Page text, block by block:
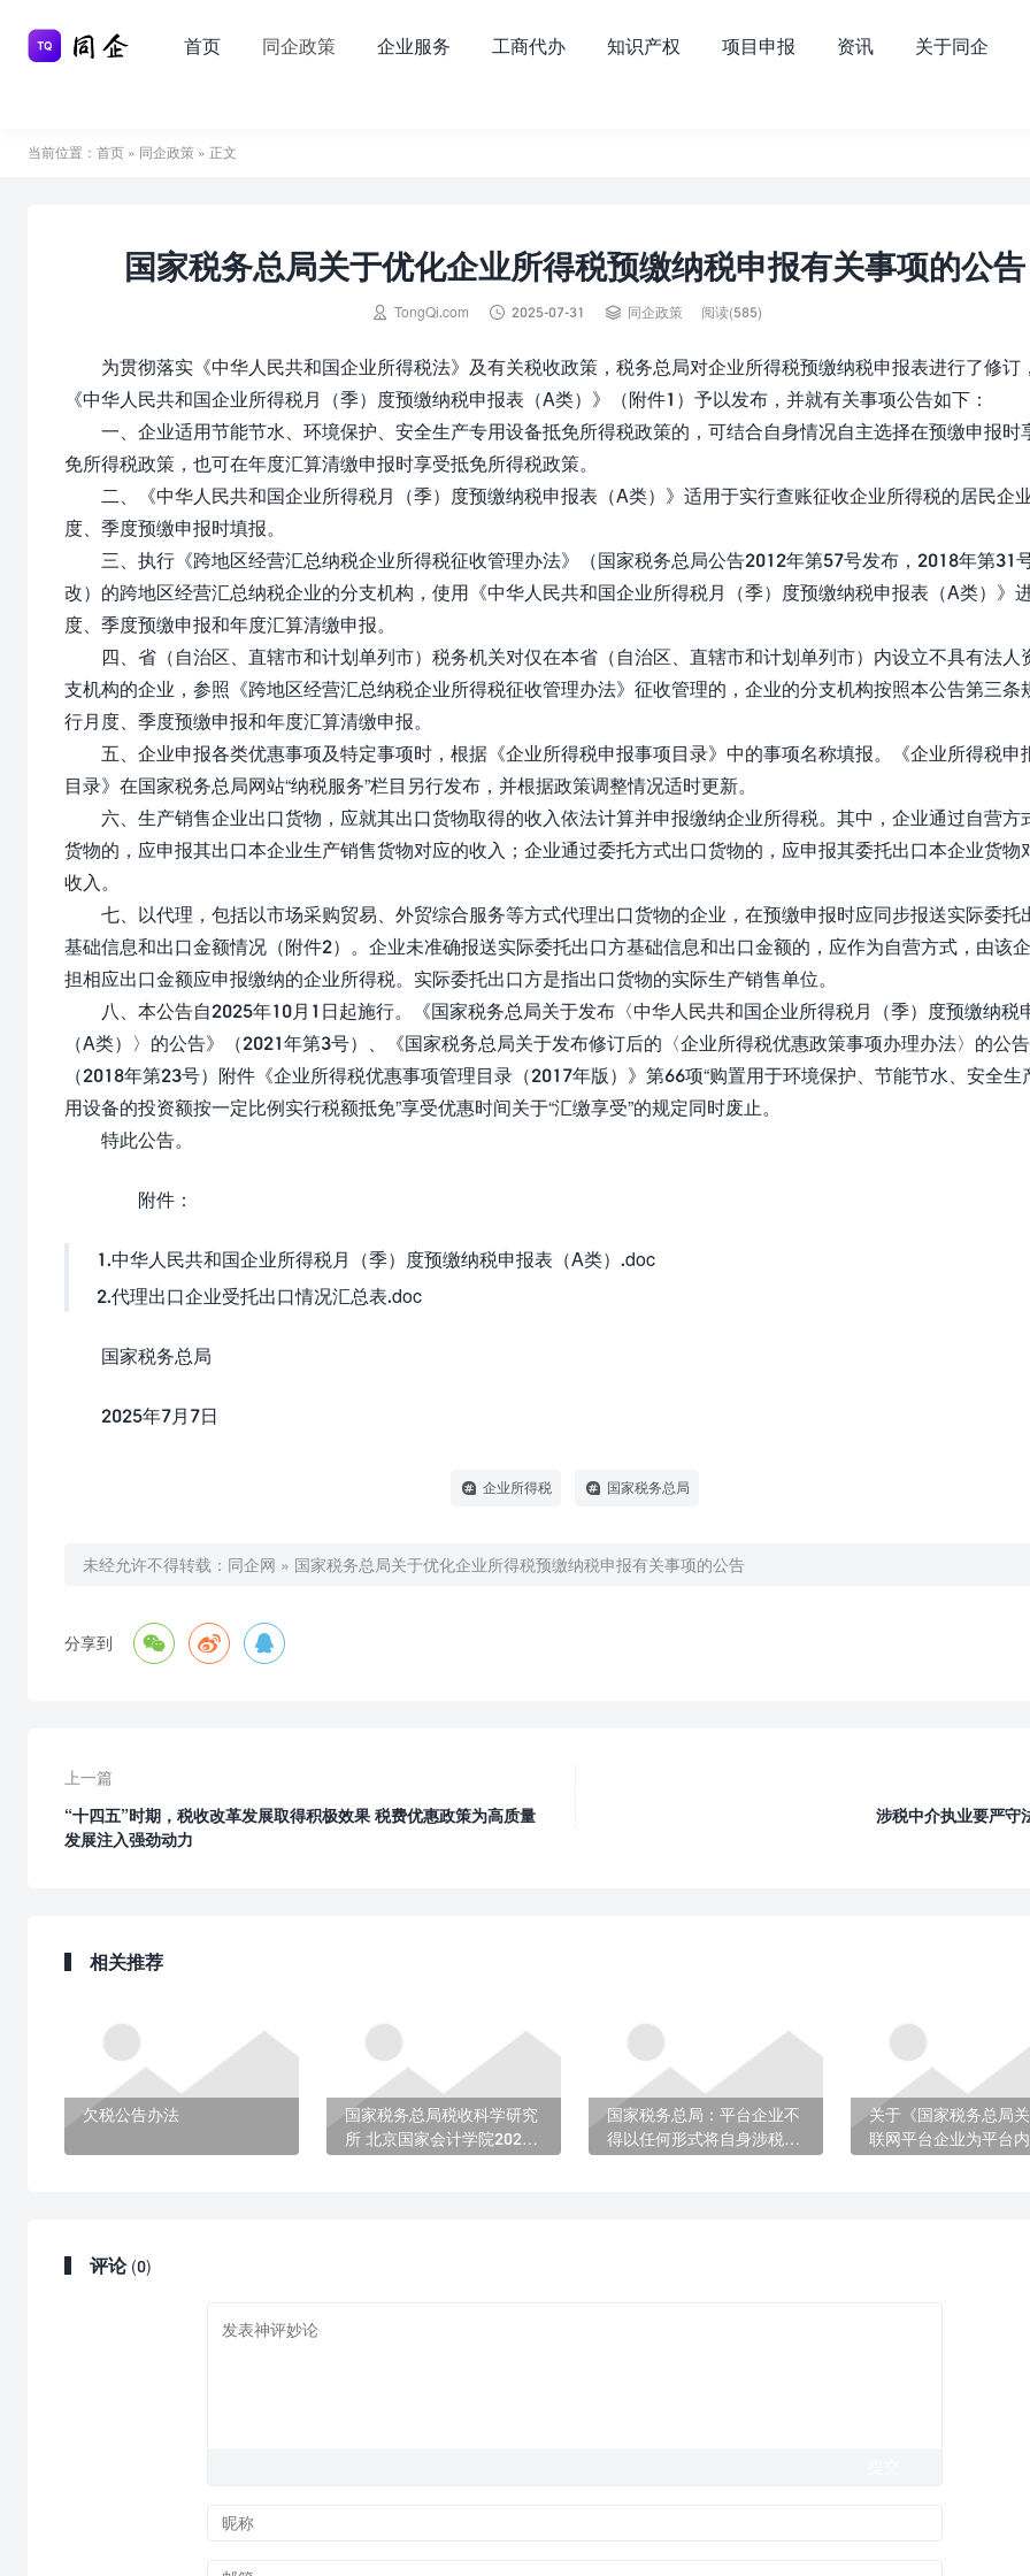
首页 同企政策 企业服务 工商代办 知识产权 项目申报 资讯 关于同企
当前位置： 首页 » 同企政策 » 正文
国家税务总局关于优化企业所得税预缴纳税申报有关事项的公告
 TongQi.com  2025-07-31  同企政策 阅读(585)
为贯彻落实《中华人民共和国企业所得税法》及有关税收政策，税务总局对企业所得税预缴纳税申报表进行了修订
《中华人民共和国企业所得税月（季）度预缴纳税申报表（A类）》（附件1）予以发布，并就有关事项公告如下：
一、企业适用节能节水、环境保护、安全生产专用设备抵免所得税政策的，可结合自身情况自主选择在预缴申报时
免所得税政策，也可在年度汇算清缴申报时享受抵免所得税政策。
二、《中华人民共和国企业所得税月（季）度预缴纳税申报表（A类）》适用于实行查账征收企业所得税的居民企
度、季度预缴申报时填报。
三、执行《跨地区经营汇总纳税企业所得税征收管理办法》（国家税务总局公告2012年第57号发布，2018年第31
改）的跨地区经营汇总纳税企业的分支机构，使用《中华人民共和国企业所得税月（季）度预缴纳税申报表（A类）》
度、季度预缴申报和年度汇算清缴申报。
四、省（自治区、直辖市和计划单列市）税务机关对仅在本省（自治区、直辖市和计划单列市）内设立不具有法人
支机构的企业，参照《跨地区经营汇总纳税企业所得税征收管理办法》征收管理的，企业的分支机构按照本公告第三条
行月度、季度预缴申报和年度汇算清缴申报。
五、企业申报各类优惠事项及特定事项时，根据《企业所得税申报事项目录》中的事项名称填报。《企业所得税申
目录》在国家税务总局网站“纳税服务”栏目另行发布，并根据政策调整情况适时更新。
六、生产销售企业出口货物，应就其出口货物取得的收入依法计算并申报缴纳企业所得税。其中，企业通过自营方
货物的，应申报其出口本企业生产销售货物对应的收入；企业通过委托方式出口货物的，应申报其委托出口本企业货物
收入。
七、以代理，包括以市场采购贸易、外贸综合服务等方式代理出口货物的企业，在预缴申报时应同步报送实际委托
基础信息和出口金额情况（附件2）。企业未准确报送实际委托出口方基础信息和出口金额的，应作为自营方式，由该
担相应出口金额应申报缴纳的企业所得税。实际委托出口方是指出口货物的实际生产销售单位。
八、本公告自2025年10月1日起施行。《国家税务总局关于发布〈中华人民共和国企业所得税月（季）度预缴纳税
（A类）〉的公告》（2021年第3号）、《国家税务总局关于发布修订后的〈企业所得税优惠政策事项办理办法〉的公告
（2018年第23号）附件《企业所得税优惠事项管理目录（2017年版）》第66项“购置用于环境保护、节能节水、安全生
用设备的投资额按一定比例实行税额抵免”享受优惠时间关于“汇缴享受”的规定同时废止。
特此公告。
附件：
1.中华人民共和国企业所得税月（季）度预缴纳税申报表（A类）.doc
2.代理出口企业受托出口情况汇总表.doc
国家税务总局
2025年7月7日
企业所得税 国家税务总局
未经允许不得转载： 同企网 » 国家税务总局关于优化企业所得税预缴纳税申报有关事项的公告
分享到   
上一篇
“十四五”时期，税收改革发展取得积极效果 税费优惠政策为高质量
发展注入强劲动力
涉税中介执业要严守
相关推荐
欠税公告办法
国家税务总局税收科学研究
所 北京国家会计学院2026
国家税务总局：平台企业不
得以任何形式将自身涉税义
关于《国家税务总局
联网平台企业为平台
评论 (0)